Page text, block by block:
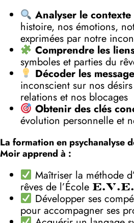
Analyser le
histoire, nos émotions,
exprimées par notre
Comprendre les
symboles et parties du
Décoder les
inconscient sur nos
relations et nos blocages
Obtenir des clés
évolution personnelle et
La formation en psychanalyse
Moir apprend à :
Maîtriser la méthode
rêves de l’École
Développer ses
pour accompagner ses